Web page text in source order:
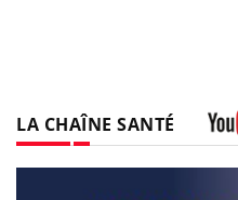
LA CHAÎNE SANTÉ